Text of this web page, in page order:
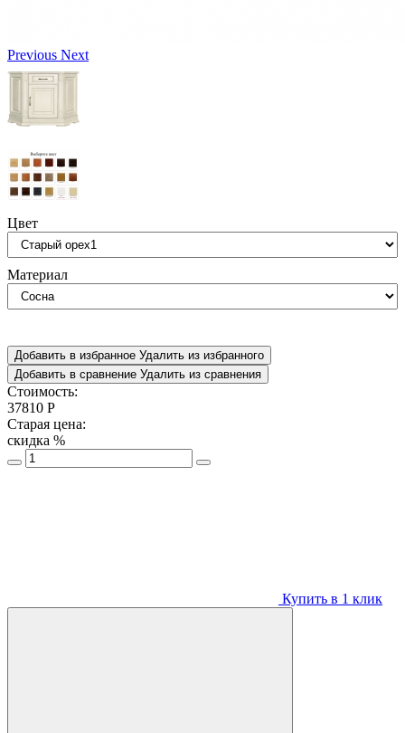
Previous Next
Цвет
Материал
Добавить в избранное Удалить из избранного
Добавить в сравнение Удалить из сравнения
Стоимость:
37810 Р
Старая цена:
скидка %
Купить в 1 клик